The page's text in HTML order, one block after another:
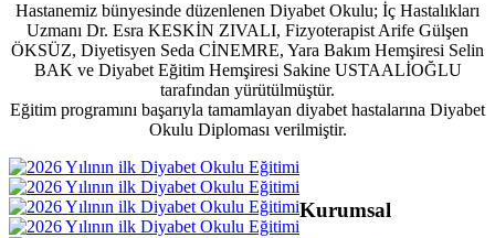
Hastanemiz bünyesinde düzenlenen Diyabet Okulu; İç Hastalıkları
Uzmanı Dr. Esra KESKİN ZIVALI, Fizyoterapist Arife Gülşen
ÖKSÜZ, Diyetisyen Seda CİNEMRE, Yara Bakım Hemşiresi Selin
BAK ve Diyabet Eğitim Hemşiresi Sakine USTAALİOĞLU
tarafından yürütülmüştür.
Eğitim programını başarıyla tamamlayan diyabet hastalarına Diyabet
Okulu Diploması verilmiştir.
Kurumsal